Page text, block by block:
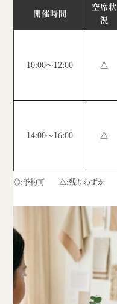
開催時間
空席状
況
10:00～12:00 △
14:00～16:00 △
◎ 予約可 △ 残りわずか